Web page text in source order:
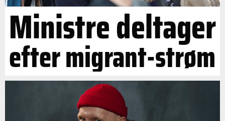
Ministre deltager
efter migrant-strøm